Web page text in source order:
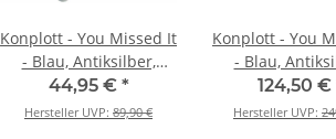
Konplott - You Missed It
- Blau, Antiksilber,
Armband
44,95 € *
Hersteller UVP: 89,90 €
Konplott - You
- Blau,
Armband
124,50 €
Hersteller UVP: